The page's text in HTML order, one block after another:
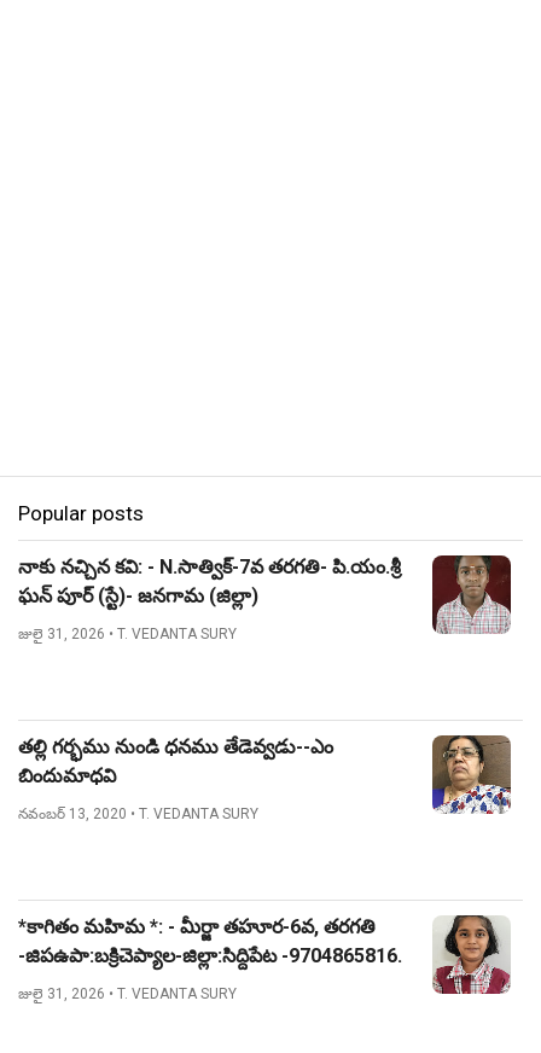
Popular posts
నాకు నచ్చిన కవి: - N.సాత్విక్-7వ తరగతి- పి.యం.శ్రీ
ఘన్ పూర్ (స్టే)- జనగామ (జిల్లా)
జులై 31, 2026 • T. VEDANTA SURY
తల్లి గర్భము నుండి ధనము తేడెవ్వడు--ఎం
బిందుమాధవి
నవంబర్ 13, 2020 • T. VEDANTA SURY
*కాగితం మహిమ *: - మీర్జా తహూర-6వ, తరగతి
-జిపఉపా:బక్రిచెప్యాల-జిల్లా:సిద్దిపేట -9704865816.
జులై 31, 2026 • T. VEDANTA SURY